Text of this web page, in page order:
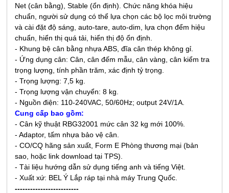
Net (cân bằng), Stable (ổn định). Chức năng khóa hiệu
chuẩn, người sử dụng có thể lựa chọn các bộ lọc môi trường
và cài đặt độ sáng, auto-tare, auto-dim, lựa chọn đểm hiệu
chuẩn, hiển thị quá tải, hiển thị độ ổn định.
- Khung bệ cân bằng nhựa ABS, đĩa cân thép không gỉ.
- Ứng dụng cân: Cân, cân đếm mẫu, cân vàng, cân kiểm tra
trọng lượng, tính phần trăm, xác định tỷ trọng.
- Trọng lượng: 7,5 kg.
- Trọng lượng vận chuyển: 8 kg.
- Nguồn điện: 110-240VAC, 50/60Hz; output 24V/1A.
Cung cấp bao gồm:
- Cân kỹ thuật RBG32001 mức cân 32 kg mới 100%.
- Adaptor, tấm nhựa bảo vệ cân.
- CO/CQ hãng sản xuất, Form E Phòng thương mại (bản
sao, hoặc link download tại TPS).
- Tài liệu hướng dẫn sử dụng tiếng anh và tiếng Việt.
- Xuất xứ: BEL Ý Lắp ráp tại nhà máy Trung Quốc.
-------------------------